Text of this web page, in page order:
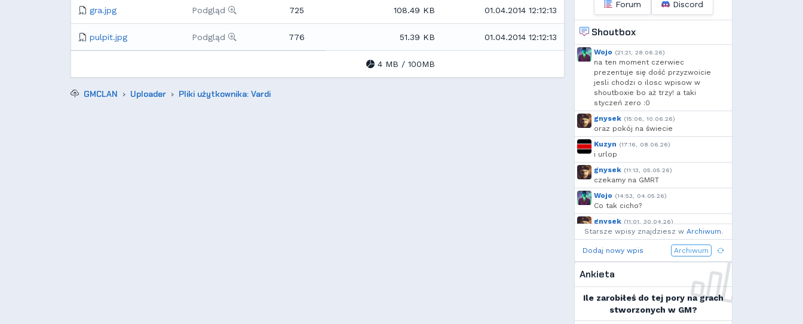
gra.jpg Podgląd 725 108.49 KB 01.04.2014 12:12:13
pulpit.jpg Podgląd 776 51.39 KB 01.04.2014 12:12:13
4 MB / 100MB
GMCLAN Uploader Pliki użytkownika: Vardi
Forum Discord
Shoutbox
Wojo (21:21, 28.06.26)
na ten moment czerwiec
prezentuje się dość przyzwoicie
jesli chodzi o ilosc wpisow w
shoutboxie bo aż trzy! a taki
styczeń zero :0
gnysek (15:06, 10.06.26)
oraz pokój na świecie
Kuzyn (17:16, 08.06.26)
i urlop
gnysek (11:13, 05.05.26)
czekamy na GMRT
Wojo (14:53, 04.05.26)
Co tak cicho?
gnysek (11:01, 30.04.26)
Grill panie, grill.
Wojo
(14:18, 29.04.26)
Jak planujecie spędzić najbliższą
Ja zainstalowałem sobie Linux mint
na swoim laptopie
Wojo
Starsze wpisy znajdziesz w Archiwum.
Dodaj nowy wpis Archiwum
Ankieta
Ile zarobiłeś do tej pory na grach
stworzonych w GM?